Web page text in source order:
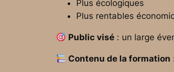
Plus écologiques
Plus rentables
Public visé : un large
Contenu de la formation